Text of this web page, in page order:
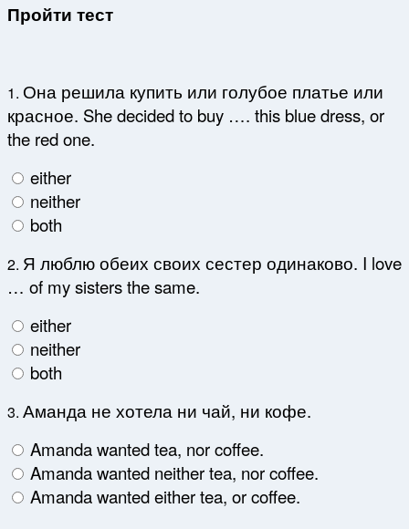
Пройти тест
1. Она решила купить или голубое платье или
красное. She decided to buy …. this blue dress, or
the red one.
either
neither
both
2. Я люблю обеих своих сестер одинаково. I love
… of my sisters the same.
either
neither
both
3. Аманда не хотела ни чай, ни кофе.
Amanda wanted tea, nor coffee.
Amanda wanted neither tea, nor coffee.
Amanda wanted either tea, or coffee.